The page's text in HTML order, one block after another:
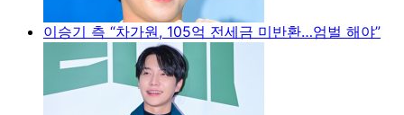
이승기 측 “차가원, 105억 전세금 미반환…엄벌 해야”